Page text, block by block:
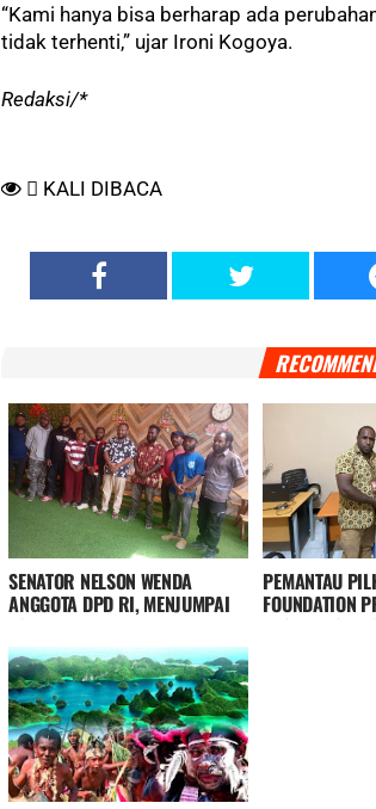
“Kami hanya bisa berharap ada
tidak terhenti,” ujar Ironi Kogoya.
Redaksi/*
KALI DIBACA
SENATOR NELSON WENDA
ANGGOTA DPD RI, MENJUMPAI
FORUM PRIBUMI PAPUA
PEGUNUNGAN DAN OKP
CIPAJUNG
PEMANTAU
FOUNDATION
PEGUNUNGAN